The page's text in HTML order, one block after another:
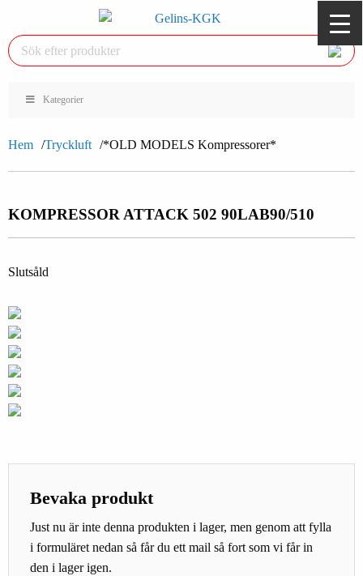
Kategorier
Hem Tryckluft *OLD MODELS Kompressorer*
KOMPRESSOR ATTACK 502 90LAB90/510
Slutsåld
Bevaka produkt
Just nu är inte denna produkten i lager, men genom att fylla
i formuläret nedan så får du ett mail så fort som vi får in
den i lager igen.